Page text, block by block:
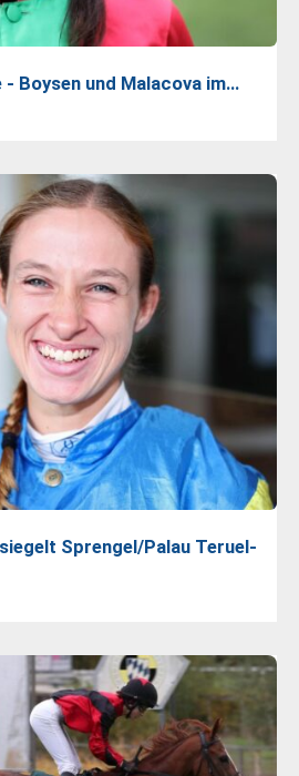
Boysen und Malacova im…
Sprengel/Palau Teruel-